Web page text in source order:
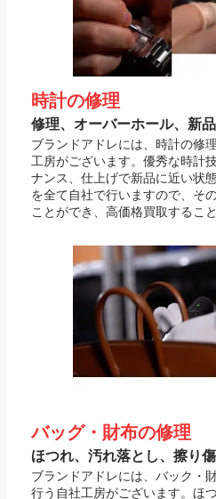
時計の修理
修理、オーバーホール、新
ブランドアドレには、時計の修
工房がございます。優秀な時計
ナンス、仕上げで新品に近い状
を全て自社で行いますので、そ
ことができ、高価格買取するこ
バッグ・財布の修理
ほつれ、汚れ落とし、擦り
ブランドアドレには、バック・
行う自社工房がございます。ほ